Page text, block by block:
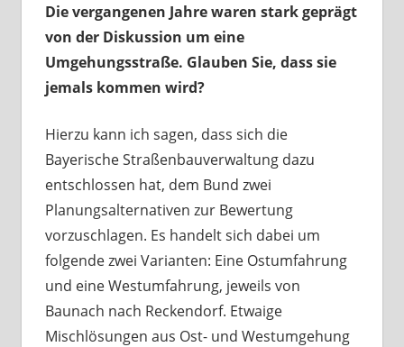
Die vergangenen Jahre waren stark geprägt
von der Diskussion um eine
Umgehungsstraße. Glauben Sie, dass sie
jemals kommen wird?
Hierzu kann ich sagen, dass sich die
Bayerische Straßenbauverwaltung dazu
entschlossen hat, dem Bund zwei
Planungsalternativen zur Bewertung
vorzuschlagen. Es handelt sich dabei um
folgende zwei Varianten: Eine Ostumfahrung
und eine Westumfahrung, jeweils von
Baunach nach Reckendorf. Etwaige
Mischlösungen aus Ost- und Westumgehung